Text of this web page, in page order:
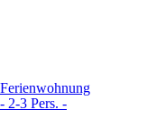
2-3 Pers. -